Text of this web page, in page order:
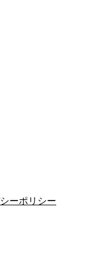
ーポリシー